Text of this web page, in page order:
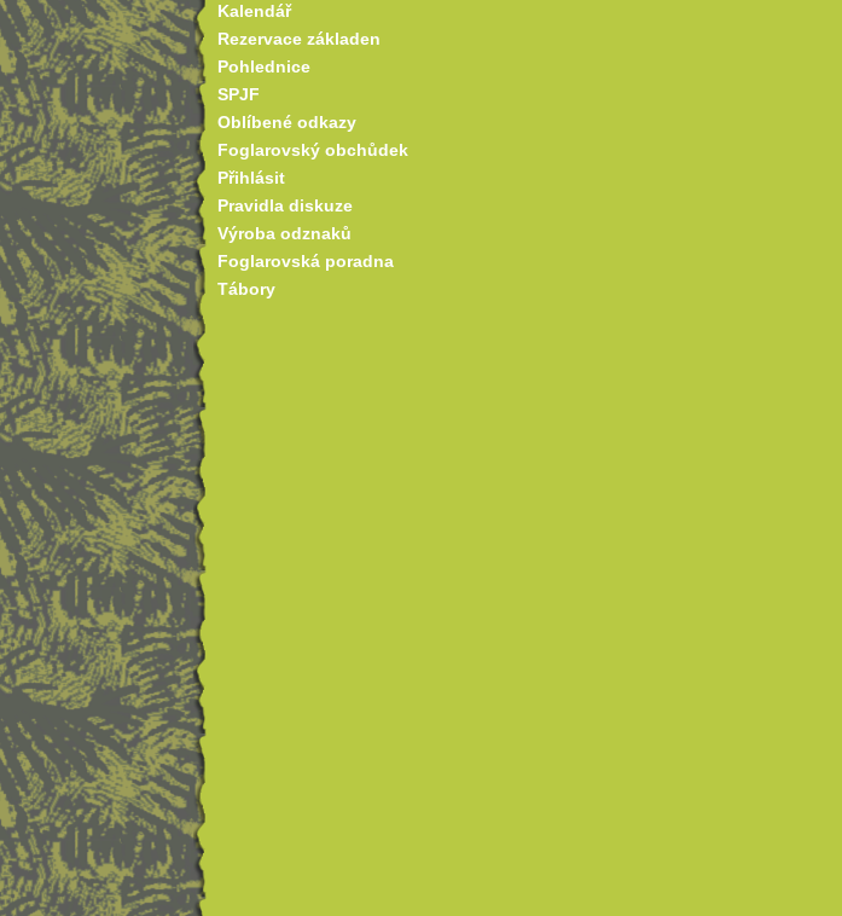
Kalendář
Rezervace základen
Pohlednice
SPJF
Oblíbené odkazy
Foglarovský obchůdek
Přihlásit
Pravidla diskuze
Výroba odznaků
Foglarovská poradna
Tábory